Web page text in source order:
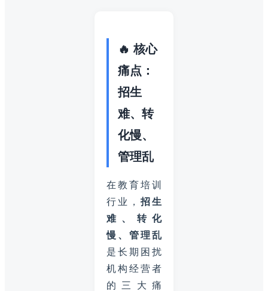
🔥 核心
痛点：
招生
难、转
化慢、
管理乱
在教育培训
行业， 招生
难、转化
慢、管理乱
是长期困扰
机构经营者
的三大痛